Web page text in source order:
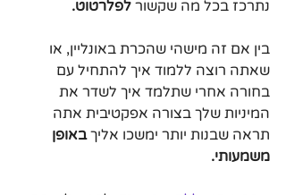
נתרכז בכל מה שקשור לפלרטוט.
בין אם זה מישהי שהכרת באונליין, או
שאתה רוצה ללמוד איך להתחיל עם
בחורה אחרי שתלמד איך לשדר את
המיניות שלך בצורה אפקטיבית אתה
תראה שבנות יותר ימשכו אליך באופן
משמעותי.